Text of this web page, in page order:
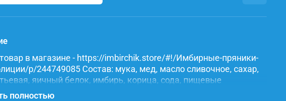
в магазине - https://imbirchik.store/#!/Имбирные-пряники-
p/244749085 Состав: мука, мед, масло сливочное, сахар,
яичный белок, имбирь, корица, сода, пищевые
полностью